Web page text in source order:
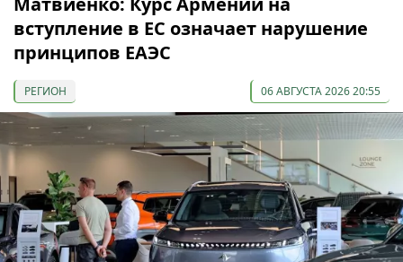
вступление в ЕС означает нарушение
принципов ЕАЭС
РЕГИОН 06 АВГУСТА 2026 20:55